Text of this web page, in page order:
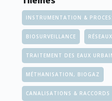
INSTRUMENTATION &
BIOSURVEILLANCE RÉSEAUX
TRAITEMENT DES EAUX
MÉTHANISATION, BIOGAZ
CANALISATIONS & RACCORDS